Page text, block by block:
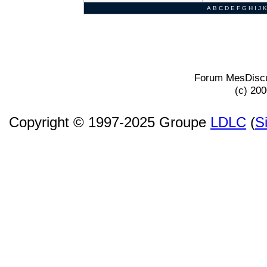
A B C D E F G H I J K
Forum
(c)
Copyright © 1997-2025 Groupe LDLC (